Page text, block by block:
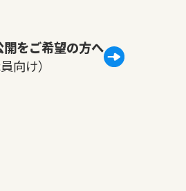
をご希望の方へ
向け）